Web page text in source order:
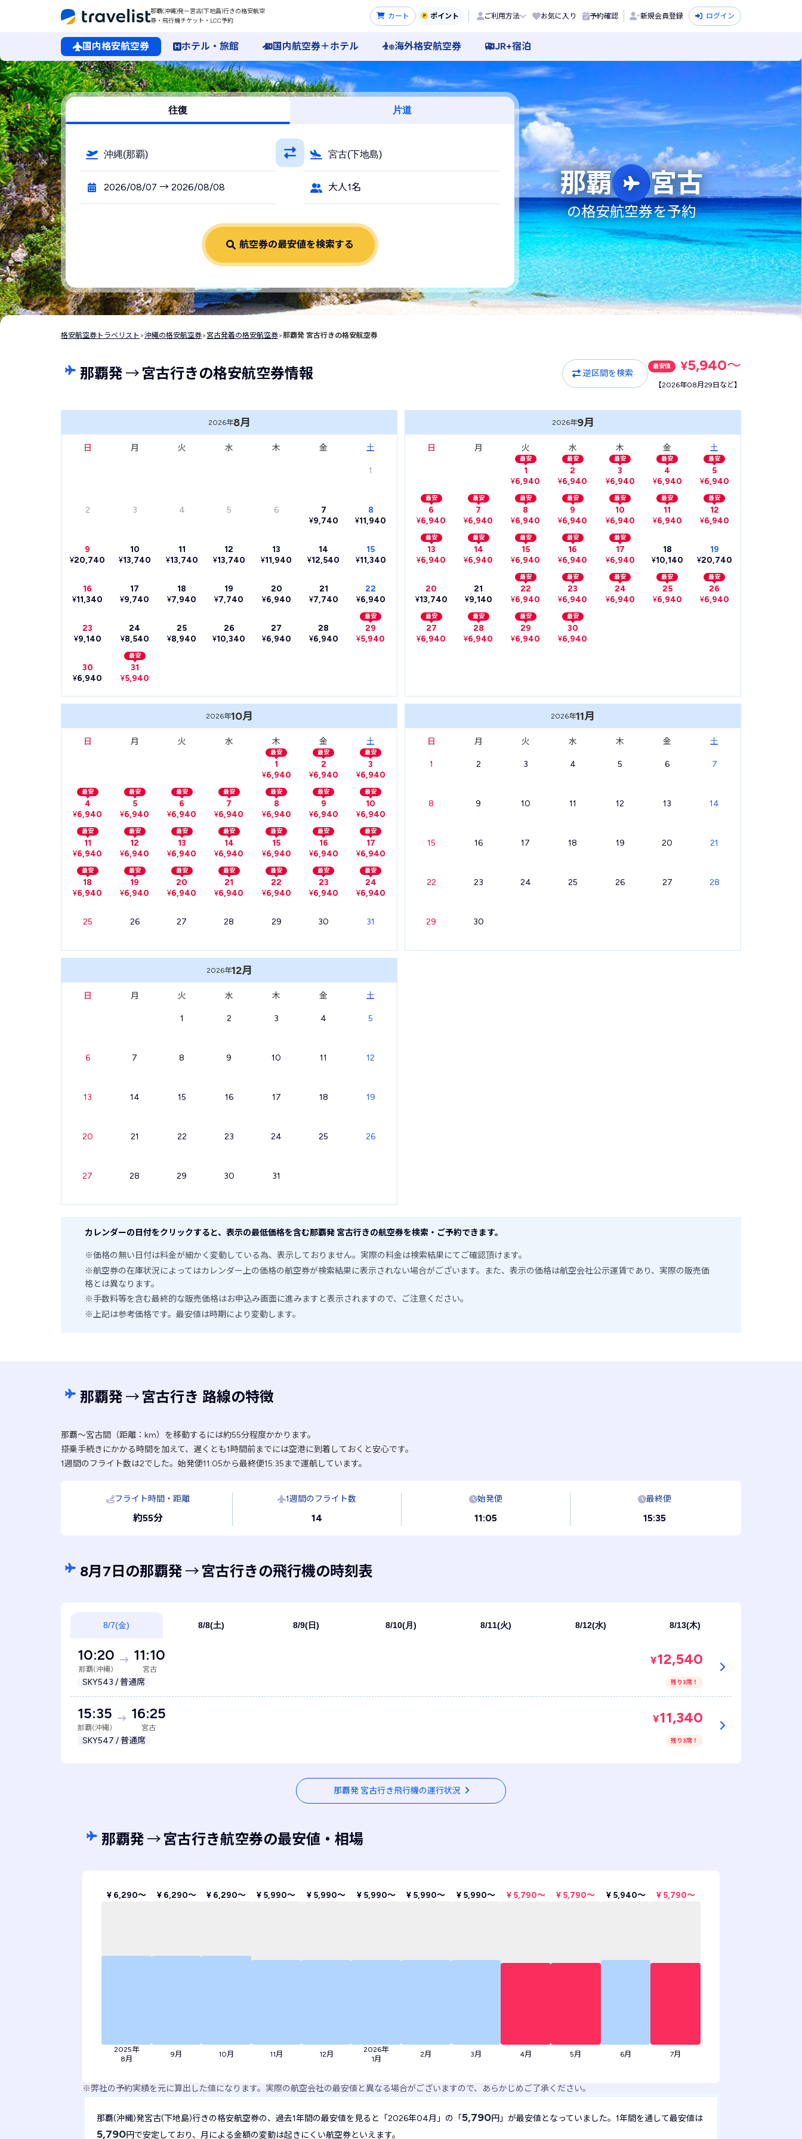
那覇(沖縄)発ー宮古(下地島)行きの格安航空
券・飛行機チケット・LCC予約
カート ポイント ご利用方法 お気に入り 予約確認 新規会員登録 ログイン
国内格安航空券 ホテル・旅館 国内航空券＋ホテル 海外格安航空券
JR+宿泊
那覇（沖縄）空港発→宮古（下地島）空港行きの格安航空券・飛行機・LCC予約
往復 片道
沖縄(那覇) 宮古(下地島)
2026/08/07 → 2026/08/08 大人1名
航空券の最安値を検索する
那覇 宮古
の格安航空券を予約
格安航空券トラベリスト >沖縄の格安航空券> 宮古発着の格安航空券>那覇発 宮古行きの格安航空券
那覇発 → 宮古行きの格安航空券情報 逆区間を検索
最安値 ¥5,940〜
【2026年08月29日など】
2026年8月
日 月 火 水 木 金 土
1
2 3 4 5 6
7
¥9,740
8
¥11,940
9
¥20,740
10
¥13,740
11
¥13,740
12
¥13,740
13
¥11,940
14
¥12,540
15
¥11,340
16
¥11,340
17
¥9,740
18
¥7,940
19
¥7,740
20
¥6,940
21
¥7,740
22
¥6,940
23
¥9,140
24
¥8,540
25
¥8,940
26
¥10,340
27
¥6,940
28
¥6,940
最安
29
¥5,940
30
¥6,940
最安
31
¥5,940
2026年9月
日 月 火 水 木 金 土
最安
1
¥6,940
最安
2
¥6,940
最安
3
¥6,940
最安
4
¥6,940
最安
5
¥6,940
最安
6
¥6,940
最安
7
¥6,940
最安
8
¥6,940
最安
9
¥6,940
最安
10
¥6,940
最安
11
¥6,940
最安
12
¥6,940
最安
13
¥6,940
最安
14
¥6,940
最安
15
¥6,940
最安
16
¥6,940
最安
17
¥6,940
18
¥10,140
19
¥20,740
20
¥13,740
21
¥9,140
最安
22
¥6,940
最安
23
¥6,940
最安
24
¥6,940
最安
25
¥6,940
最安
26
¥6,940
最安
27
¥6,940
最安
28
¥6,940
最安
29
¥6,940
最安
30
¥6,940
2026年10月
日 月 火 水 木 金 土
最安
1
¥6,940
最安
2
¥6,940
最安
3
¥6,940
最安
4
¥6,940
最安
5
¥6,940
最安
6
¥6,940
最安
7
¥6,940
最安
8
¥6,940
最安
9
¥6,940
最安
10
¥6,940
最安
11
¥6,940
最安
12
¥6,940
最安
13
¥6,940
最安
14
¥6,940
最安
15
¥6,940
最安
16
¥6,940
最安
17
¥6,940
最安
18
¥6,940
最安
19
¥6,940
最安
20
¥6,940
最安
21
¥6,940
最安
22
¥6,940
最安
23
¥6,940
最安
24
¥6,940
25 26 27 28 29 30 31
2026年11月
日 月 火 水 木 金 土
1 2 3 4 5 6 7
8 9 10 11 12 13 14
15 16 17 18 19 20 21
22 23 24 25 26 27 28
29 30
2026年12月
日 月 火 水 木 金 土
1 2 3 4 5
6 7 8 9 10 11 12
13 14 15 16 17 18 19
20 21 22 23 24 25 26
27 28 29 30 31
カレンダーの日付をクリックすると、表示の最低価格を含む那覇発 宮古行きの航空券を検索・ご予約できます。
※価格の無い日付は料金が細かく変動している為、表示しておりません。実際の料金は検索結果にてご確認頂けます。
※航空券の在庫状況によってはカレンダー上の価格の航空券が検索結果に表示されない場合がございます。また、表示の価格は航空会社公示運賃であり、実際の販売価
格とは異なります。
※手数料等を含む最終的な販売価格はお申込み画面に進みますと表示されますので、ご注意ください。
※上記は参考価格です。最安値は時期により変動します。
那覇発 → 宮古行き 路線の特徴
那覇〜宮古間（距離：km）を移動するには約55分程度かかります。
搭乗手続きにかかる時間を加えて、遅くとも1時間前までには空港に到着しておくと安心です。
1週間のフライト数は2でした。始発便11:05から最終便15:35まで運航しています。
フライト時間・距離
約55分
1週間のフライト数
14
始発便
11:05
最終便
15:35
8月7日の那覇発 → 宮古行きの飛行機の時刻表
8/7(金) 8/8(土) 8/9(日) 8/10(月) 8/11(火) 8/12(水) 8/13(木)
10:20
那覇(沖縄)
11:10
宮古
SKY543 / 普通席
¥12,540
残り3席！
15:35
那覇(沖縄)
16:25
宮古
SKY547 / 普通席
¥11,340
残り3席！
那覇発 宮古行き飛行機の運行状況
那覇発 → 宮古行き航空券の最安値・相場
2025年
8月
¥ 6,290〜
9月
¥ 6,290〜
10月
¥ 6,290〜
11月
¥ 5,990〜
12月
¥ 5,990〜
2026年
1月
¥ 5,990〜
2月
¥ 5,990〜
3月
¥ 5,990〜
4月
¥ 5,790〜
5月
¥ 5,790〜
6月
¥ 5,940〜
7月
¥ 5,790〜
※弊社の予約実績を元に算出した値になります。実際の航空会社の最安値と異なる場合がございますので、あらかじめご了承ください。
那覇(沖縄)発宮古(下地島)行きの格安航空券の、過去1年間の最安値を見ると「2026年04月」の「 5,790円」が最安値となっていました。1年間を通して最安値は
5,790円で安定しており、月による金額の変動は起きにくい航空券といえます。